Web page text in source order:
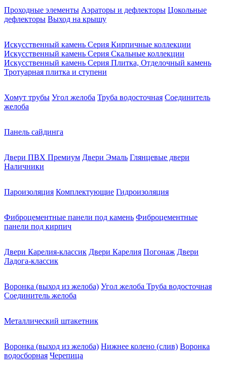
Проходные элементы Аэраторы и дефлекторы Цокольные
дефлекторы Выход на крышу
Искусственный камень Серия Кирпичные коллекции
Искусственный камень Серия Скальные коллекции
Искусственный камень Серия Плитка, Отделочный камень
Тротуарная плитка и ступени
Хомут трубы Угол желоба Труба водосточная Соединитель
желоба
Панель сайдинга
Двери ПВХ Премиум Двери Эмаль Глянцевые двери
Наличники
Пароизоляция Комплектующие Гидроизоляция
Фиброцементные панели под камень Фиброцементные
панели под кирпич
Двери Карелия-классик Двери Карелия Погонаж Двери
Ладога-классик
Воронка (выход из желоба) Угол желоба Труба водосточная
Соединитель желоба
Металлический штакетник
Воронка (выход из желоба) Нижнее колено (слив) Воронка
водосборная Черепица